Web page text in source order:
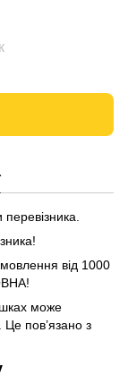
від 1000
може
Це пов’язано з